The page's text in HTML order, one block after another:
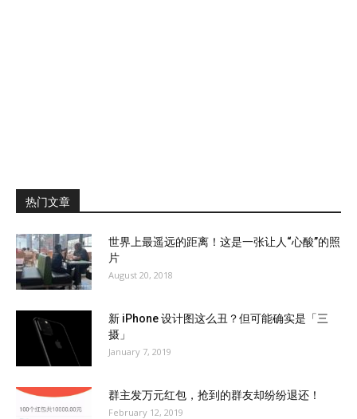
热门文章
世界上最遥远的距离！这是一张让人“心酸”的照
片
August 20, 2018
新 iPhone 设计图这么丑？但可能确实是「三
摄」
January 7, 2019
群主发万元红包，抢到的群友却纷纷退还！
February 12, 2019